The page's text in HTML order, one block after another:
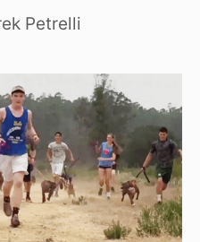
Petrelli